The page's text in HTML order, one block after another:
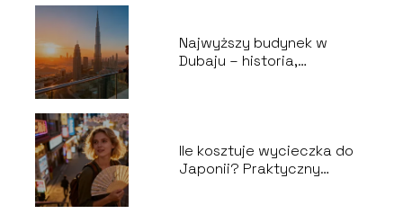
Najwyższy budynek w
Dubaju – historia,
Ile kosztuje wycieczka do
Japonii? Praktyczny